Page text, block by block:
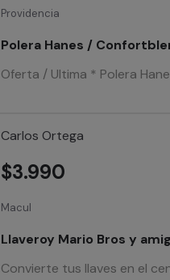
Providencia
Polera Hanes /
Oferta / Ultima * Polera
Carlos Ortega
Macul
Llaveroy Mario Bros y
Convierte tus llaves en el
$3.990